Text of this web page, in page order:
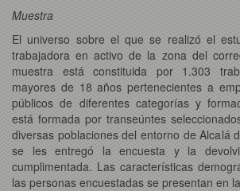
Muestra
El universo sobre el que se realizó el
trabajadora en activo de la zona del
muestra está constituida por 1.303
mayores de 18 años pertenecientes a
públicos de diferentes categorías y
está formada por transeúntes
diversas poblaciones del entorno de Alcalá
se les entregó la encuesta y la
cumplimentada. Las características
las personas encuestadas se presentan en